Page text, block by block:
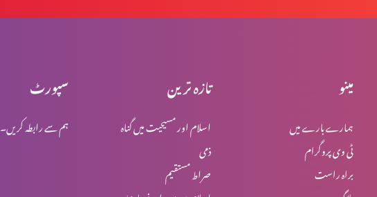
سپورٹ
ہم سے رابطہ کریں۔
تازہ ترین
اسلام اور مسیحیت میں گناہ
ذمی
صراط مستقیم
مینو
ہمارے بارے میں
ٹی وی پروگرام
براہ راست